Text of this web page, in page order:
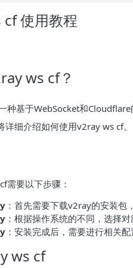
使用教程
ws cf？
种基于WebSocket和
详细介绍如何使用v2ray ws cf。
需要以下步骤：
：首先需要下载v2ray的安装
：根据操作系统的不同，选择
：安装完成后，需要进行相关
ws cf